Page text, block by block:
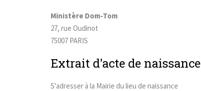
Ministère Dom-Tom
27, rue Oudinot
75007 PARIS
Extrait d'acte de naissance
S'adresser à la Mairie du lieu de naissance